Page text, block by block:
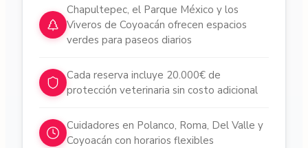
Por qué elegir cuidadores enCiudad de
Chapultepec, el Parque México y los
Viveros de Coyoacán ofrecen espacios
verdes para paseos diarios
Cada reserva incluye 20.000€ de
protección veterinaria sin costo adicional
Cuidadores en Polanco, Roma, Del Valle y
Coyoacán con horarios flexibles